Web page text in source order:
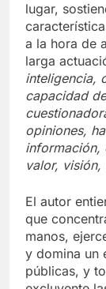
lugar,
a la hora de
larga
inteligencia,
capacidad
opiniones,
información,
valor, visión,
El autor
que
manos,
y domina un
públicas, y